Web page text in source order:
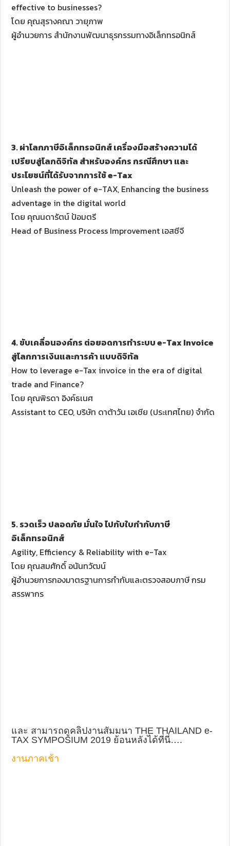
effective to businesses?
โดย คุณสุรางคณา วายุภาพ
ผู้อำนวยการ สำนักงานพัฒนาธุรกรรมทางอิเล็กทรอนิกส์
3. ผ่าโลกภาษีอิเล็กทรอนิกส์ เครื่องมือสร้างความได้
เปรียบสู่โลกดิจิทัล สำหรับองค์กร กรณีศึกษา และ
ประโยชน์ที่ได้รับจากการใช้ e-Tax
Unleash the power of e-TAX, Enhancing the business
adventage in the digital world
โดย คุณนดารัตน์ ป้อมตรี
Head of Business Process Improvement เอสซีจี
4. ขับเคลื่อนองค์กร ต่อยอดการทำระบบ e-Tax Invoice
สู่โลกการเงินและการค้า แบบดิจิทัล
How to leverage e-Tax invoice in the era of digital
trade and Finance?
โดย คุณพิรดา อิงค์ธเนศ
Assistant to CEO, บริษัท ดาต้าวัน เอเชีย (ประเทศไทย) จำกัด
5. รวดเร็ว ปลอดภัย มั่นใจ ไปกับใบกำกับภาษี
อิเล็กทรอนิกส์
Agility, Efficiency & Reliability with e-Tax
โดย คุณสมศักดิ์ อนันทวัฒน์
ผู้อำนวยการกองมาตรฐานการกำกับและตรวจสอบภาษี กรม
สรรพากร
และ สามารถดูคลิปงานสัมมนา THE THAILAND e-
TAX SYMPOSIUM 2019 ย้อนหลังได้ที่นี่….
งานภาคเช้า